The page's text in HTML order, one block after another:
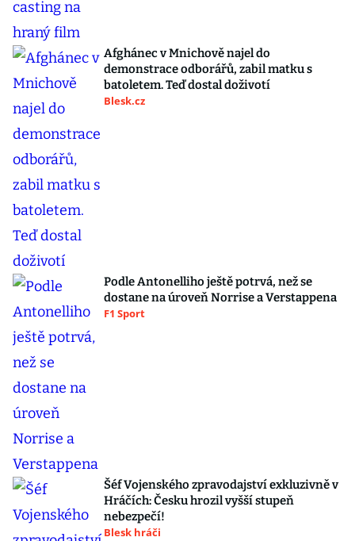
Afghánec v Mnichově najel do
demonstrace odborářů, zabil matku s
batoletem. Teď dostal doživotí
Blesk.cz
Podle Antonelliho ještě potrvá, než se
dostane na úroveň Norrise a Verstappena
F1 Sport
Šéf Vojenského zpravodajství exkluzivně v
Hráčích: Česku hrozil vyšší stupeň
nebezpečí!
Blesk hráči